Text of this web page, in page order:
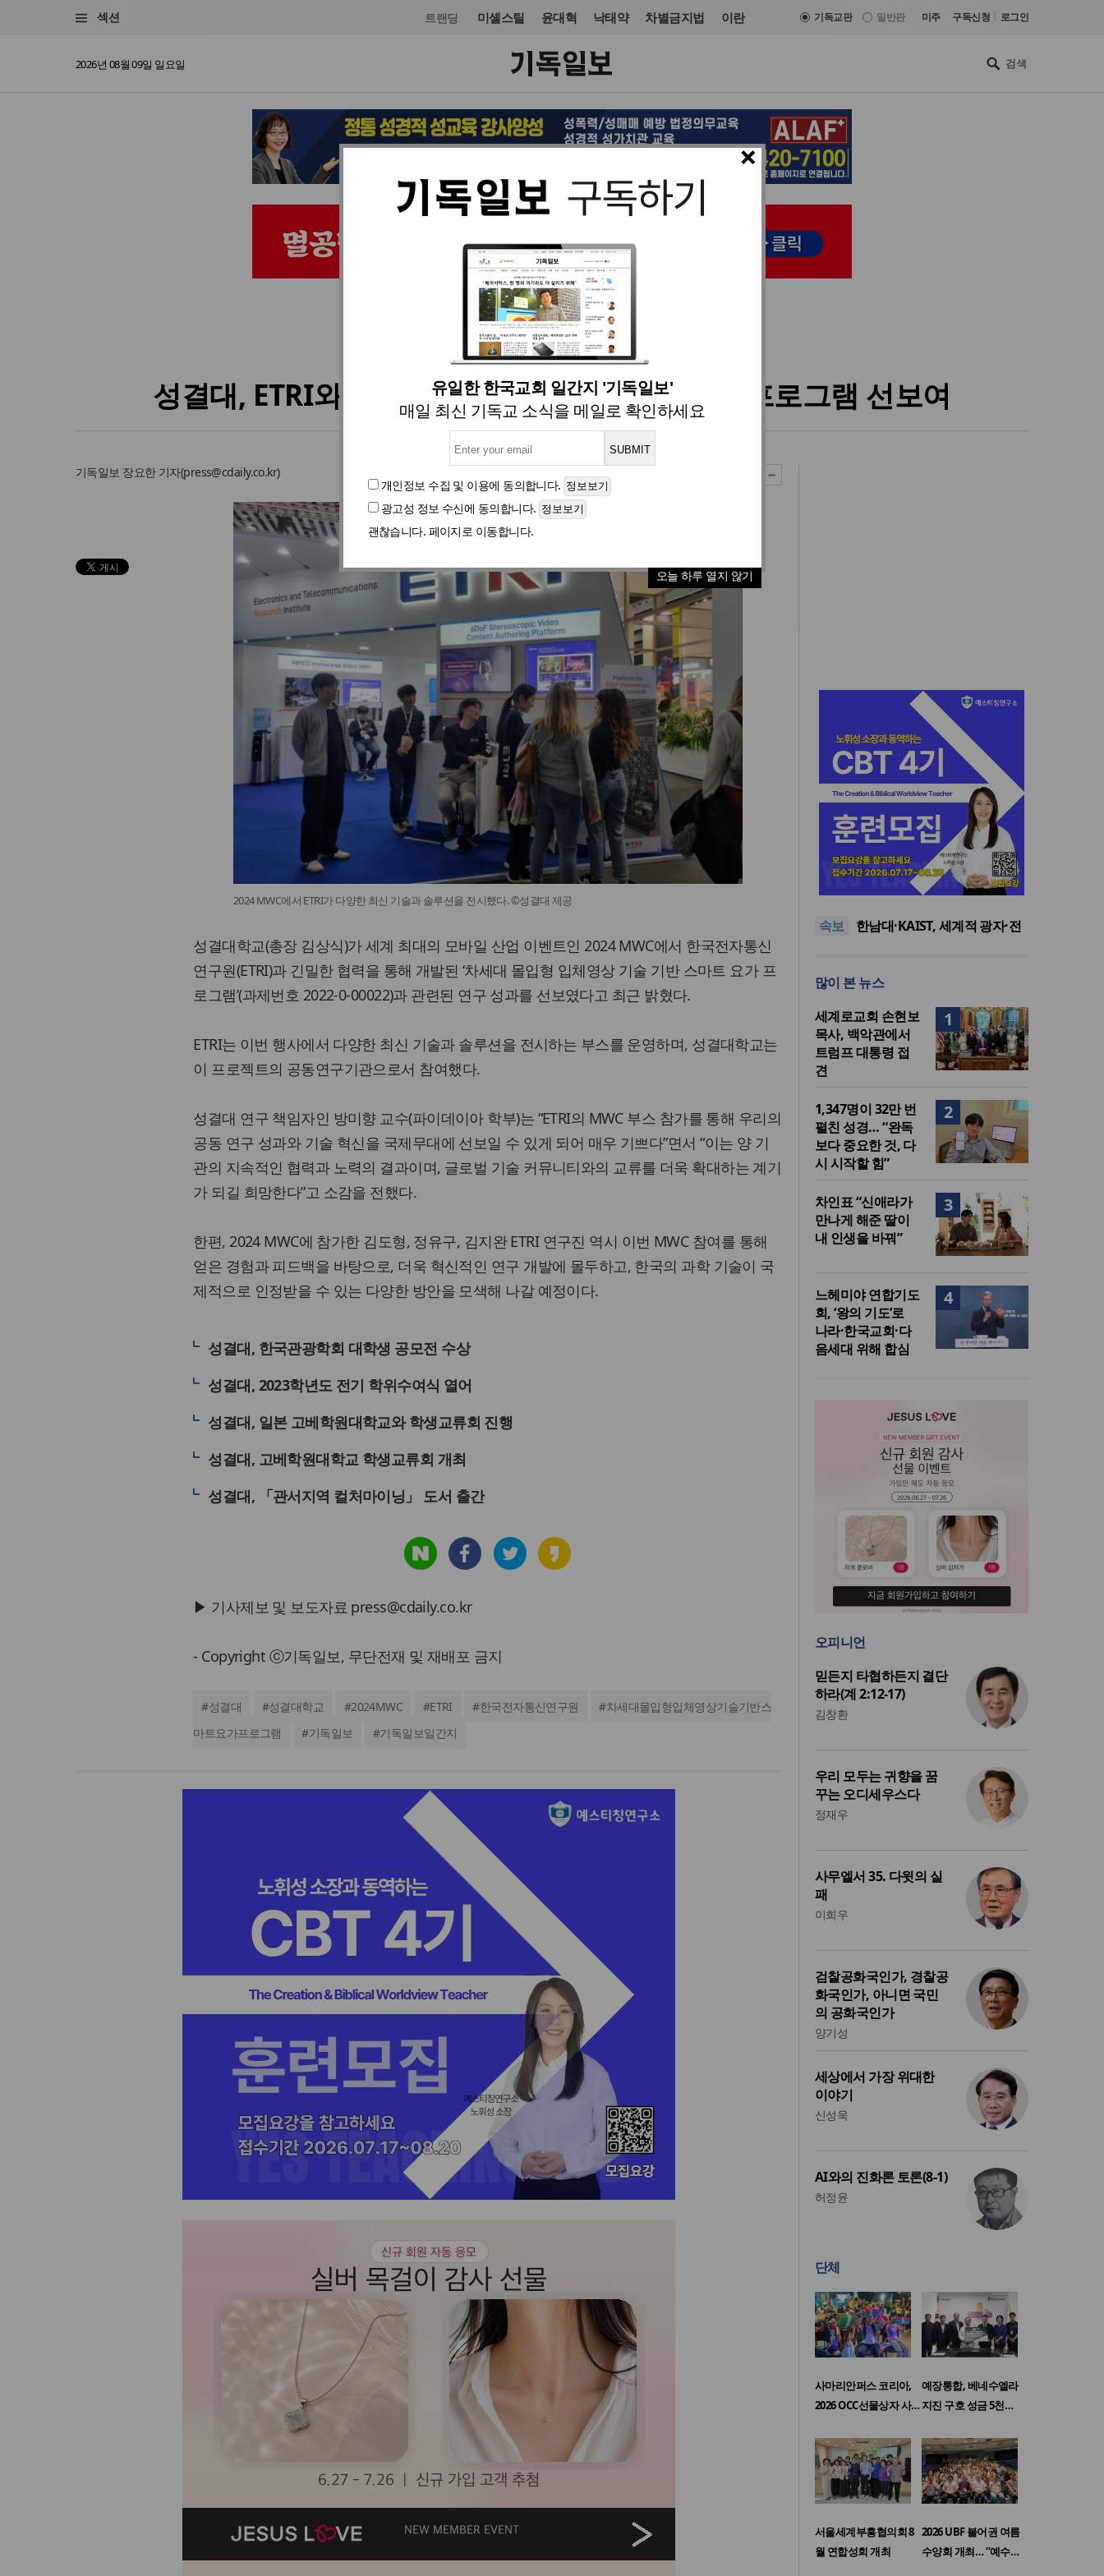
섹션 트랜딩 미셸스틸 윤대혁 낙태약 차별금지법 이란 기독교판 일반판 미주 구독신청 로그인
2026년 08월 09일 일요일
×
유일한 한국교회 일간지 '기독일보'
매일 최신 기독교 소식을 메일로 확인하세요
개인정보 수집 및 이용에 동의합니다.
광고성 정보 수신에 동의합니다.
괜찮습니다. 페이지로 이동합니다.
오늘 하루 열지 않기
목회·신학 신학 입력 2024. 03. 03 06:29
성결대, ETRI와 2024 MWC 참가해 스마트 요가 프로그램 선보여
기독일보 장요한 기자(press@cdaily.co.kr)
2024 MWC에서 ETRI가 다양한 최신 기술과 솔루션을 전시했다. ©성결대 제공
성결대학교(총장 김상식)가 세계 최대의 모바일 산업 이벤트인 2024 MWC에서 한국전자통신
연구원(ETRI)과 긴밀한 협력을 통해 개발된 ‘차세대 몰입형 입체영상 기술 기반 스마트 요가 프
로그램’(과제번호 2022-0-00022)과 관련된 연구 성과를 선보였다고 최근 밝혔다.
ETRI는 이번 행사에서 다양한 최신 기술과 솔루션을 전시하는 부스를 운영하며, 성결대학교는
이 프로젝트의 공동연구기관으로서 참여했다.
성결대 연구 책임자인 방미향 교수(파이데이아 학부)는 “ETRI의 MWC 부스 참가를 통해 우리의
공동 연구 성과와 기술 혁신을 국제무대에 선보일 수 있게 되어 매우 기쁘다”면서 “이는 양 기
관의 지속적인 협력과 노력의 결과이며, 글로벌 기술 커뮤니티와의 교류를 더욱 확대하는 계기
가 되길 희망한다”고 소감을 전했다.
한편, 2024 MWC에 참가한 김도형, 정유구, 김지완 ETRI 연구진 역시 이번 MWC 참여를 통해
얻은 경험과 피드백을 바탕으로, 더욱 혁신적인 연구 개발에 몰두하고, 한국의 과학 기술이 국
제적으로 인정받을 수 있는 다양한 방안을 모색해 나갈 예정이다.
성결대, 한국관광학회 대학생 공모전 수상
성결대, 2023학년도 전기 학위수여식 열어
성결대, 일본 고베학원대학교와 학생교류회 진행
성결대, 고베학원대학교 학생교류회 개최
성결대, 「관서지역 컬처마이닝」 도서 출간
▶ 기사제보 및 보도자료 press@cdaily.co.kr
- Copyright ⓒ기독일보, 무단전재 및 재배포 금지
#성결대 #성결대학교 #2024MWC #ETRI #한국전자통신연구원 #차세대몰입형입체영상기술기반스
마트요가프로그램
#기독일보 #기독일보일간지
속보
느헤미야 연합기도회, ‘왕의 기
도’로 나라·한국교회·다음세대
세기총 “자유를 지키며 하나 된
시장 담은 로컬 매거진 ‘포항집’
한남대·KAIST, 세계적 광자·전
도’로 나라·한국교회·다음세대
세기총 “자유를 지키며 하나 된
희망의 미래를 향하여”
많이 본 뉴스
1
세계로교회 손현보
목사, 백악관에서
트럼프 대통령 접
견
2
1,347명이 32만 번
펼친 성경… “완독
보다 중요한 것, 다
시 시작할 힘”
3
차인표 “신애라가
만나게 해준 딸이
내 인생을 바꿔”
4
느헤미야 연합기도
회, ‘왕의 기도’로
나라·한국교회·다
음세대 위해 합심
오피니언
믿든지 타협하든지 결단
하라(계 2:12-17)
김창환
우리 모두는 귀향을 꿈
꾸는 오디세우스다
정재우
사무엘서 35. 다윗의 실
패
이희우
검찰공화국인가, 경찰공
화국인가, 아니면 국민
의 공화국인가
양기성
세상에서 가장 위대한
이야기
신성욱
AI와의 진화론 토론(8-1)
허정윤
단체
사마리안퍼스 코리아,
2026 OCC선물상자 사…
예장통합, 베네수엘라
지진 구호 성금 5천…
서울세계부흥협의회 8
월 연합성회 개최
2026 UBF 불어권 여름
수양회 개최… “예수…